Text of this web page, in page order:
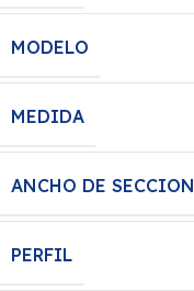
MODELO
MEDIDA
ANCHO DE SECCION
PERFIL